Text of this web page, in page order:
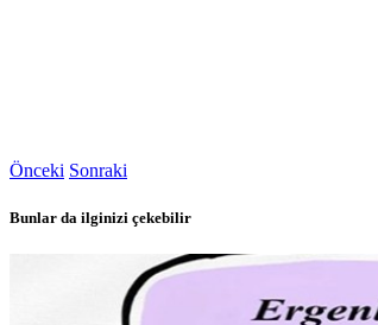
Önceki Sonraki
Bunlar da ilginizi çekebilir